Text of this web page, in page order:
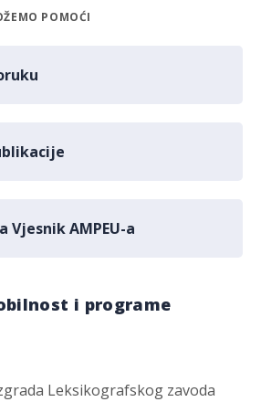
POMOĆI
Vjesnik AMPEU-a
i programe
Leksikografskog zavoda